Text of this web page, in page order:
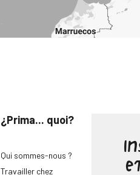
¿Prima... quoi?
Qui sommes-nous ?
Travailler chez